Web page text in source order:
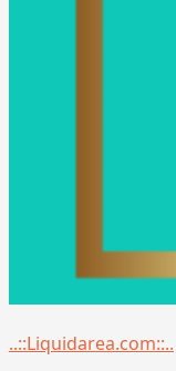
Menu
..::Liquidarea.com::..